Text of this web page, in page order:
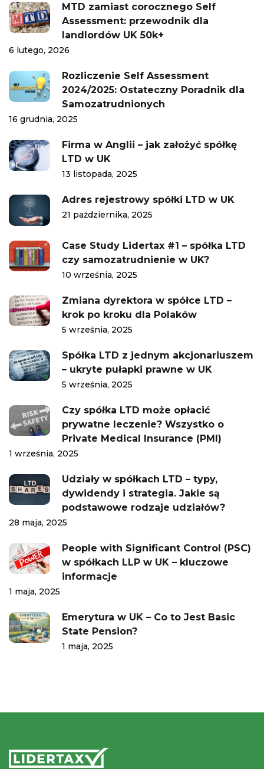
MTD zamiast corocznego Self
Assessment: przewodnik dla
landlordów UK 50k+
6 lutego, 2026
Rozliczenie Self Assessment
2024/2025: Ostateczny Poradnik dla
Samozatrudnionych
16 grudnia, 2025
Firma w Anglii – jak założyć spółkę
LTD w UK
13 listopada, 2025
Adres rejestrowy spółki LTD w UK
21 października, 2025
Case Study Lidertax #1 – spółka LTD
czy samozatrudnienie w UK?
10 września, 2025
Zmiana dyrektora w spółce LTD –
krok po kroku dla Polaków
5 września, 2025
Spółka LTD z jednym akcjonariuszem
– ukryte pułapki prawne w UK
5 września, 2025
Czy spółka LTD może opłacić
prywatne leczenie? Wszystko o
Private Medical Insurance (PMI)
1 września, 2025
Udziały w spółkach LTD – typy,
dywidendy i strategia. Jakie są
podstawowe rodzaje udziałów?
28 maja, 2025
People with Significant Control (PSC)
w spółkach LLP w UK – kluczowe
informacje
1 maja, 2025
Emerytura w UK – Co to Jest Basic
State Pension?
1 maja, 2025